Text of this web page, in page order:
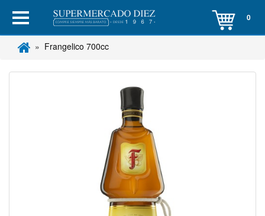
0
Frangelico 700cc